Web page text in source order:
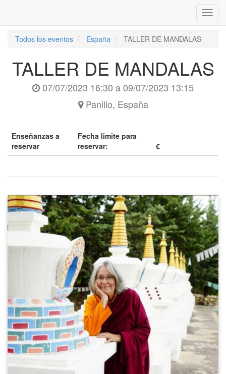
Todos los eventos
España TALLER DE MANDALAS
TALLER DE MANDALAS
07/07/2023 16:30 a09/07/2023 13:15
Panillo, España
Enseñanzas a
reservar
Fecha limite para
reservar:
€